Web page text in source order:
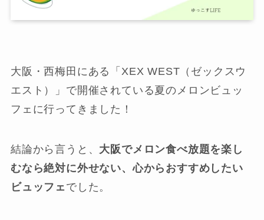
大阪・西梅田にある「XEX WEST（ゼックスウ
エスト）」で開催されている夏のメロンビュッ
フェに行ってきました！
結論から言うと、 大阪でメロン食べ放題を楽し
むなら絶対に外せない、心からおすすめしたい
ビュッフェでした。